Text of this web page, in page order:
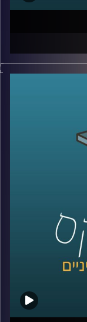
קוריאה
למה
מטראמפ,